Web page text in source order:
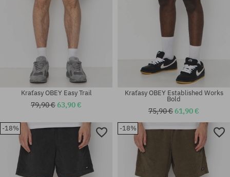
Dostupné veľkosti:
M; L; XL
Dostupné veľkosti:
L; XL
Kraťasy OBEY Easy Trail
79,90 €63,90 €
Kraťasy OBEY Established Works
Bold
75,90 €61,90 €
-18% -18%